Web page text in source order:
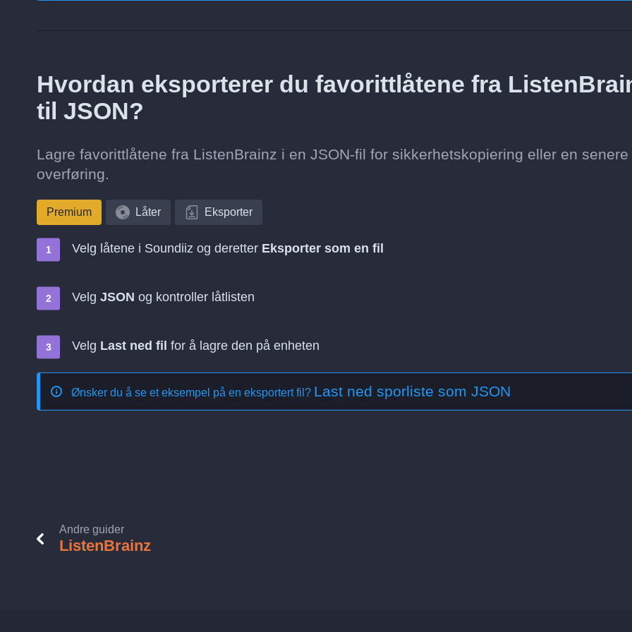
Hvordan eksporterer du favorittlåtene fra
til JSON?
Lagre favorittlåtene fra ListenBrainz i en JSON-fil for sikkerhetskopiering eller en senere
overføring.
Premium Låter Eksporter
Velg låtene i Soundiiz og deretter Eksporter som en fil
Velg JSON og kontroller låtlisten
Velg Last ned fil for å lagre den på enheten
Ønsker du å se et eksempel på en eksportert fil? Last ned sporliste som JSON
Andre guider
ListenBrainz